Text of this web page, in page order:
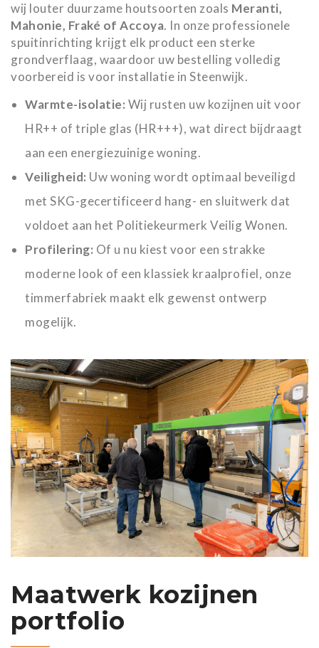
wij louter duurzame houtsoorten zoals Meranti,
Mahonie, Fraké of Accoya. In onze professionele
spuitinrichting krijgt elk product een sterke
grondverflaag, waardoor uw bestelling volledig
voorbereid is voor installatie in Steenwijk.
Warmte-isolatie: Wij rusten uw kozijnen uit voor
HR++ of triple glas (HR+++), wat direct bijdraagt
aan een energiezuinige woning.
Veiligheid: Uw woning wordt optimaal beveiligd
met SKG-gecertificeerd hang- en sluitwerk dat
voldoet aan het Politiekeurmerk Veilig Wonen.
Profilering: Of u nu kiest voor een strakke
moderne look of een klassiek kraalprofiel, onze
timmerfabriek maakt elk gewenst ontwerp
mogelijk.
Maatwerk kozijnen
portfolio